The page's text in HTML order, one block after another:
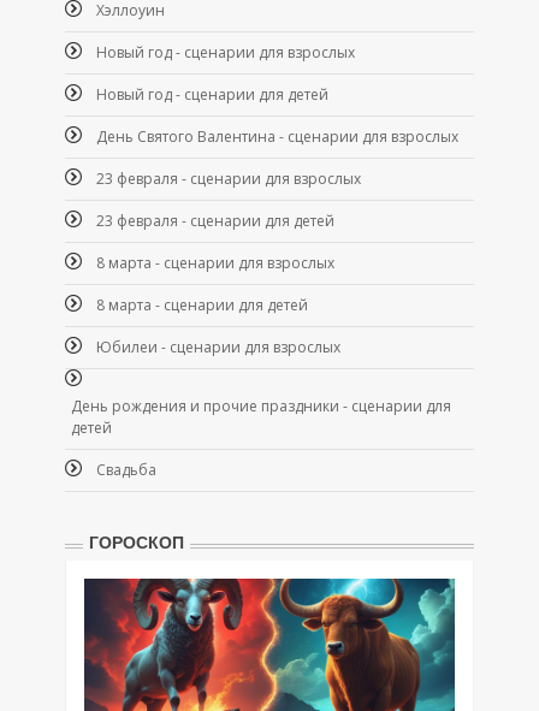
Хэллоуин
Новый год - сценарии для взрослых
Новый год - сценарии для детей
День Святого Валентина - сценарии для взрослых
23 февраля - сценарии для взрослых
23 февраля - сценарии для детей
8 марта - сценарии для взрослых
8 марта - сценарии для детей
Юбилеи - сценарии для взрослых
День рождения и прочие праздники - сценарии для
детей
Свадьба
ГОРОСКОП